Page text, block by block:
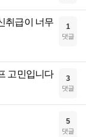
취급이 너무
1
댓글
고민입니다 3
댓글
5
댓글